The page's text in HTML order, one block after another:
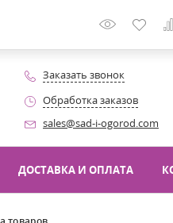
Заказать звонок
Обработка заказов
sales@sad-i-ogorod.com
ДОСТАВКА И ОПЛАТА
товаров